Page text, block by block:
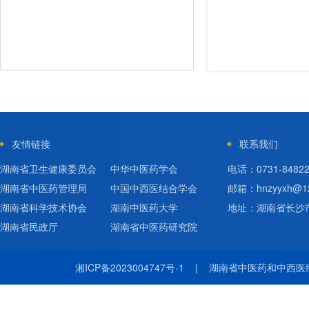
友情链接
湖南省卫生健康委员会
湖南省中医药管理局
湖南省科学技术协会
湖南省民政厅
中华中医药学会
中国中西医结合学会
湖南中医药大学
湖南省中医药研究院
联系我们
电话：0731-
邮箱：
地址：湖南省长
湘ICP备2023004747号-1 | 湖南省中医药和中西